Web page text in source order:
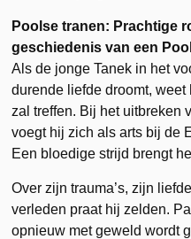
Poolse tranen: Prachtige
geschiedenis van een
Als de jonge Tanek in het
durende liefde droomt,
zal treffen. Bij het uitbreken
voegt hij zich als arts bij de
Een bloedige strijd brengt
Over zijn trauma’s, zijn
verleden praat hij zelden.
opnieuw met geweld wordt